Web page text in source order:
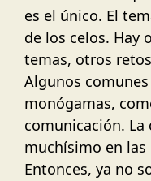
es el único. El
de los celos. Hay
temas, otros
Algunos
monógamas,
comunicación.
muchísimo en las
Entonces, ya no